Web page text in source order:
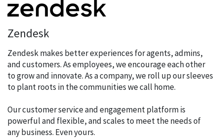
Zendesk
Zendesk makes better experiences for agents, admins,
and customers. As employees, we encourage each other
to grow and innovate. As a company, we roll up our sleeves
to plant roots in the communities we call home.
Our customer service and engagement platform is
powerful and flexible, and scales to meet the needs of
any business. Even yours.